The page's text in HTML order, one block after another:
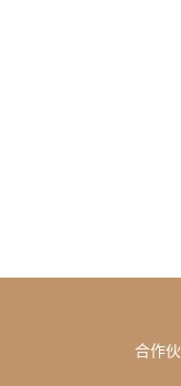
合作伙